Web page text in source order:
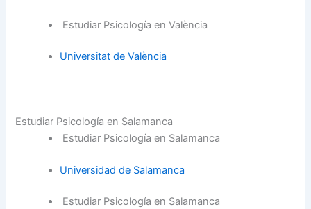
Estudiar Psicología en València
Universitat de València
Estudiar Psicología en Salamanca
Estudiar Psicología en Salamanca
Universidad de Salamanca
Estudiar Psicología en Salamanca